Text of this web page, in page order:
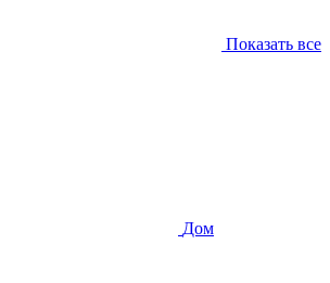
Показать все
Дом